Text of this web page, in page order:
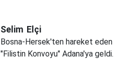
Selim Elçi
Bosna-Hersek'ten hareket eden
"Filistin Konvoyu" Adana'ya geldi.